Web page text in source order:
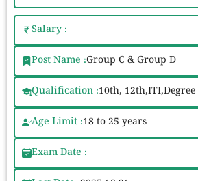
Salary :
Post Name :Group C & Group D
Qualification :10th, 12th,ITI,Degree
Age Limit :18 to 25 years
Exam Date :